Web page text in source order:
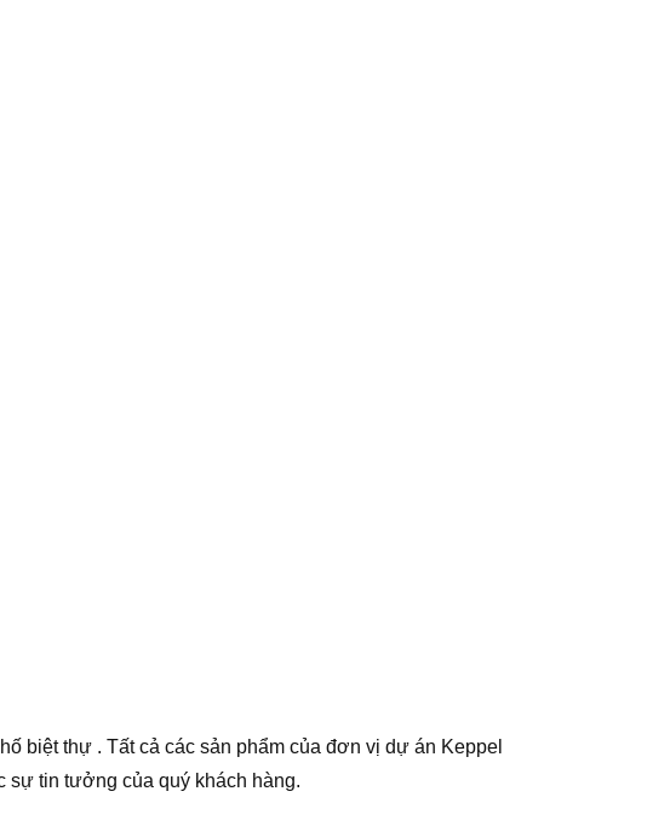
biệt thự . Tất cả các sản phẩm của đơn vị dự án Keppel
sự tin tưởng của quý khách hàng.